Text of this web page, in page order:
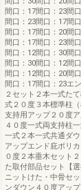
間口：17間口：23間
間口：23間口：17間
間口：17間口：20間
間口：17間口：23間
間口：12間口：30間
間口：30間口：12間
間口：12間口：20間
間口：17間口：23エ
２セット２本一式た
式２０度３本標準柱
支持用アップ２０度
４０度一式両支持柱
一式２本一式共通ダ
アップエンド庇ポリ
０度２本垂木セット
た取付部品セット【
ニットけた・中骨セ
ンダウン４０度アッ